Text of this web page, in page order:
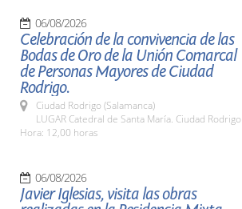
06/08/2026
Celebración de la convivencia de las
Bodas de Oro de la Unión Comarcal
de Personas Mayores de Ciudad
Rodrigo.
Ciudad Rodrigo (Salamanca)
LUGAR Catedral de Santa María. Ciudad Rodrigo
Hora: 12,00 horas
06/08/2026
Javier Iglesias, visita las obras